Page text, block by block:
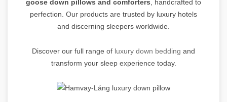
goose down pillows and comforters , handcrafted to
perfection. Our products are trusted by luxury hotels
and discerning sleepers worldwide.
Discover our full range of luxury down bedding and
transform your sleep experience today.